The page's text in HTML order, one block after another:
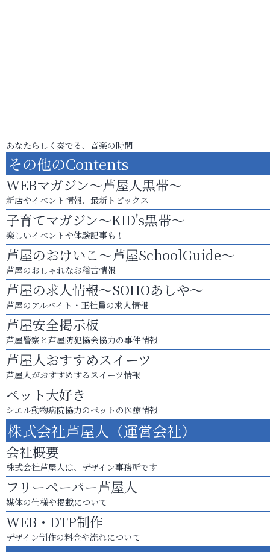
あなたらしく奏でる、音楽の時間
その他のContents
WEBマガジン～芦屋人黒帯～
新店やイベント情報、最新トピックス
子育てマガジン～KID's黒帯～
楽しいイベントや体験記事も！
芦屋のおけいこ～芦屋SchoolGuide～
芦屋のおしゃれなお稽古情報
芦屋の求人情報～SOHOあしや～
芦屋のアルバイト・正社員の求人情報
芦屋安全掲示板
芦屋警察と芦屋防犯協会協力の事件情報
芦屋人おすすめスイーツ
芦屋人がおすすめするスイーツ情報
ペット大好き
シエル動物病院協力のペットの医療情報
株式会社芦屋人（運営会社）
会社概要
株式会社芦屋人は、デザイン事務所です
フリーペーパー芦屋人
媒体の仕様や掲載について
WEB・DTP制作
デザイン制作の料金や流れについて